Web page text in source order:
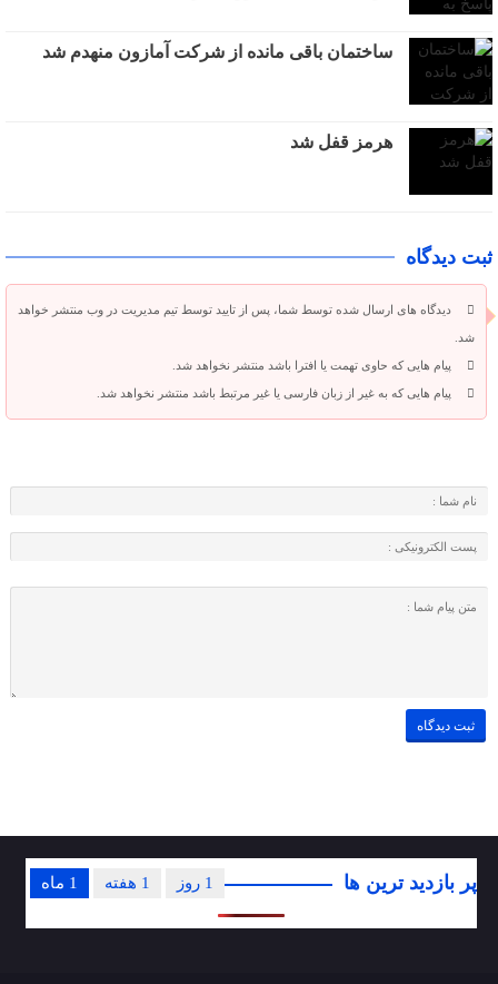
ساختمان باقی مانده از شرکت آمازون منهدم شد
هرمز قفل شد
ثبت دیدگاه
دیدگاه های ارسال شده توسط شما، پس از تایید توسط تیم مدیریت در وب منتشر خواهد
شد.
پیام هایی که حاوی تهمت یا افترا باشد منتشر نخواهد شد.
پیام هایی که به غیر از زبان فارسی یا غیر مرتبط باشد منتشر نخواهد شد.
پر بازدید ترین ها 1 ماه 1 هفته 1 روز